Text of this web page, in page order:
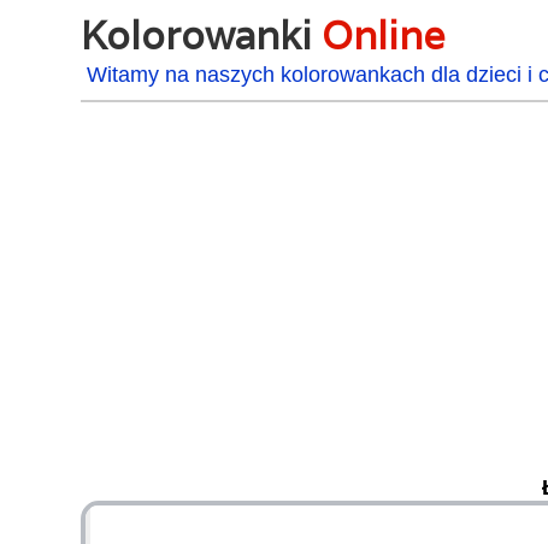
Kolorowanki Online
Witamy na naszych kolorowankach dla dzieci i